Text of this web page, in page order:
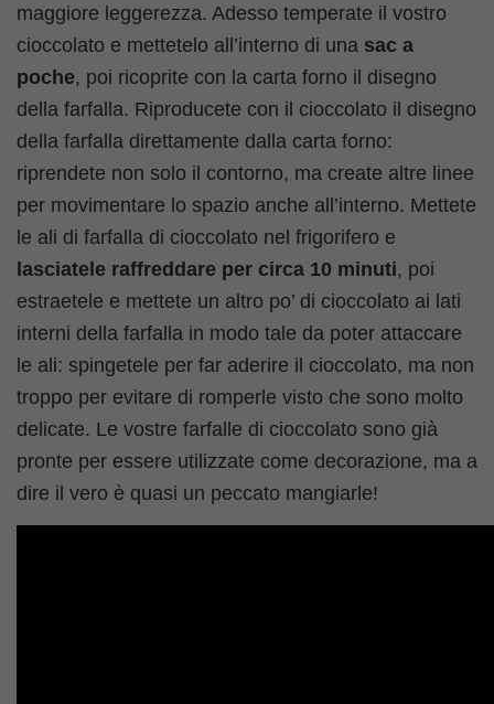
maggiore leggerezza. Adesso temperate il vostro
cioccolato e mettetelo all’interno di una sac a
poche, poi ricoprite con la carta forno il disegno
della farfalla. Riproducete con il cioccolato il disegno
della farfalla direttamente dalla carta forno:
riprendete non solo il contorno, ma create altre linee
per movimentare lo spazio anche all’interno. Mettete
le ali di farfalla di cioccolato nel frigorifero e
lasciatele raffreddare per circa 10 minuti, poi
estraetele e mettete un altro po’ di cioccolato ai lati
interni della farfalla in modo tale da poter attaccare
le ali: spingetele per far aderire il cioccolato, ma non
troppo per evitare di romperle visto che sono molto
delicate. Le vostre farfalle di cioccolato sono già
pronte per essere utilizzate come decorazione, ma a
dire il vero è quasi un peccato mangiarle!